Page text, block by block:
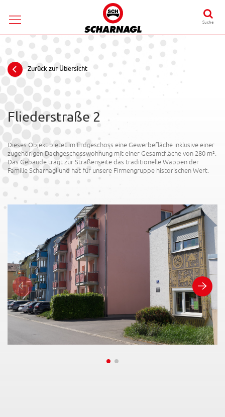
Suche
Zurück zur Übersicht
Fliederstraße 2
Dieses Objekt bietet im Erdgeschoss eine Gewerbefläche inklusive einer
zugehörigen Dachgeschosswohnung mit einer Gesamtfläche von 280 m².
Das Gebäude trägt zur Straßenseite das traditionelle Wappen der
Familie Scharnagl und hat für unsere Firmengruppe historischen Wert.